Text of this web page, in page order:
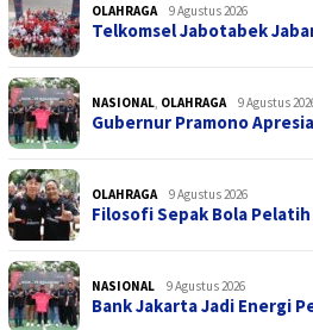
OLAHRAGA 9 Agustus 2026
Telkomsel Jabotabek
NASIONAL, OLAHRAGA 9 Agustus
Gubernur Pramono
OLAHRAGA 9 Agustus 2026
Filosofi Sepak Bola
NASIONAL 9 Agustus 2026
Bank Jakarta Jadi Energi